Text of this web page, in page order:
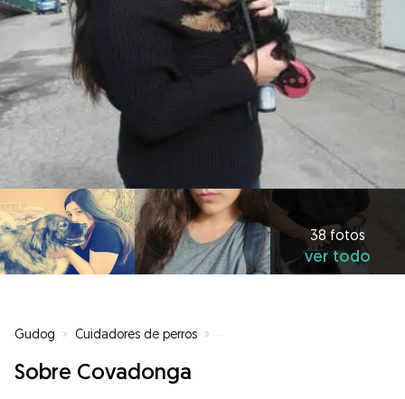
38 fotos
ver todo
Gudog » Cuidadores de perros » Cuidadores de perros en Pola de
Sobre Covadonga